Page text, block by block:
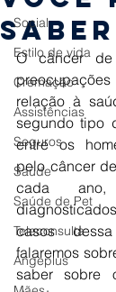
Social
Estilo de vida
Cremação
Assistências
Seguros
Saúde
Saúde de Pet
Teleconsulta
Angeplus
saber
O câncer
relação à
segundo tipo
entre os
pelo câncer
cada
casos
falaremos
saber sobre